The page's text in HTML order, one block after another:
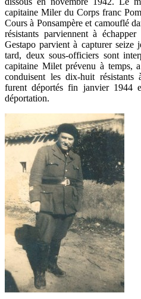
capitaine Miler du Corps franc
Cours à Ponsampère et camouflé
résistants parviennent à
Gestapo parvient à capturer seize
tard, deux sous-officiers sont
capitaine Milet prévenu à temps,
conduisent les dix-huit
furent déportés fin janvier 1944
déportation.